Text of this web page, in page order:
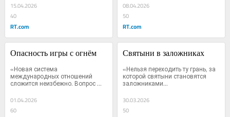
15.04.2026
40
RT.com
08.04.2026
50
RT.com
Опасность игры с огнём
«Новая система
международных отношений
сложится неизбежно. Вопрос
01.04.2026
60
Святыни в заложниках
«Нельзя переходить ту грань, за
которой святыни становятся
заложниками...
30.03.2026
50